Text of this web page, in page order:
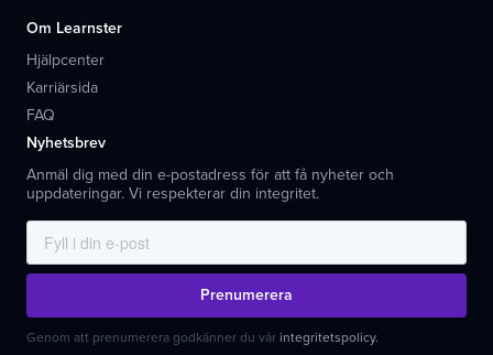
Om Learnster
Hjälpcenter
Karriärsida
FAQ
Nyhetsbrev
Anmäl dig med din e-postadress för att få nyheter och
uppdateringar. Vi respekterar din integritet.
Prenumerera
Genom att prenumerera godkänner du vår integritetspolicy.